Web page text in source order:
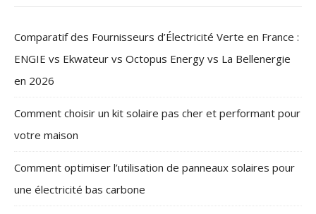
Comparatif des Fournisseurs d’Électricité Verte en France :
ENGIE vs Ekwateur vs Octopus Energy vs La Bellenergie
en 2026
Comment choisir un kit solaire pas cher et performant pour
votre maison
Comment optimiser l’utilisation de panneaux solaires pour
une électricité bas carbone